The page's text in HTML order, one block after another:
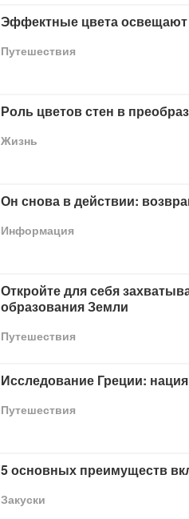
Эффектные цвета
Путешествия
Роль цветов стен в
Жизнь
Он снова в действии:
Информация
Откройте для себя
образования Земли
Путешествия
Исследование Греции:
Путешествия
5 основных преимуществ
Закуски